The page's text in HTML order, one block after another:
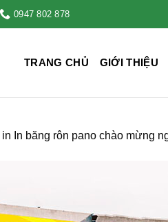
0947 802 878
TRANG CHỦ GIỚI THIỆU
in In băng rôn pano chào mừng